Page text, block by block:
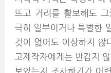
뜨고 거리를 활보해도
극히 일부이거나 특별한
것이 없어도 이상하지 않
고제작자에게는 반갑지
보았는지 조사하기가 어